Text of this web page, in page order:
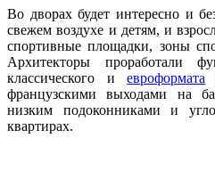
Во дворах будет интересно и
свежем воздухе и детям, и
спортивные площадки, зоны
Архитекторы проработали
классического иевроформата
французскими выходами на
низким подоконниками и
квартирах.